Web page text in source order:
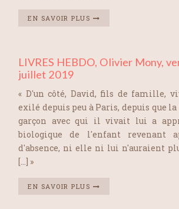
EN SAVOIR PLUS
LIVRES HEBDO, Olivier Mony,
juillet 2019
« D'un côté, David, fils de famille,
exilé depuis peu à Paris, depuis que
garçon avec qui il vivait lui a
biologique de l'enfant revenant
d'absence, ni elle ni lui n'auraient
[…] »
EN SAVOIR PLUS